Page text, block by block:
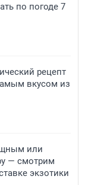
по погоде 7
рецепт
вкусом из
или
— смотрим
экзотики